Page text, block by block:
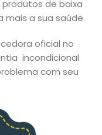
produtos de baixa
mais a sua saúde.
oficial no
incondicional
com seu